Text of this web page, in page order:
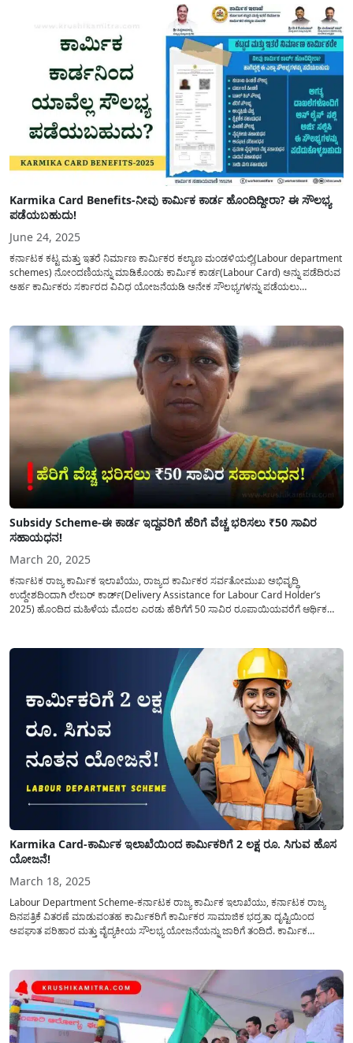
Karmika Card Benefits-ನೀವು ಕಾರ್ಮಿಕ ಕಾರ್ಡ ಹೊಂದಿದ್ದೀರಾ? ಈ ಸೌಲಭ್ಯ
ಪಡೆಯಬಹುದು!
June 24, 2025
ಕರ್ನಾಟಕ ಕಟ್ಟ ಮತ್ತು ಇತರೆ ನಿರ್ಮಾಣ ಕಾರ್ಮಿಕರ ಕಲ್ಯಾಣ ಮಂಡಳಿಯಲ್ಲಿ(Labour department
schemes) ನೋಂದಣಿಯನ್ನು ಮಾಡಿಕೊಂಡು ಕಾರ್ಮಿಕ ಕಾರ್ಡ(Labour Card) ಅನ್ನು ಪಡೆದಿರುವ
ಅರ್ಹ ಕಾರ್ಮಿಕರು ಸರ್ಕಾರದ ವಿವಿಧ ಯೋಜನೆಯಡಿ ಅನೇಕ ಸೌಲಭ್ಯಗಳನ್ನು ಪಡೆಯಲು
Subsidy Scheme-ಈ ಕಾರ್ಡ ಇದ್ದವರಿಗೆ ಹೆರಿಗೆ ವೆಚ್ಚ ಭರಿಸಲು ₹50 ಸಾವಿರ
ಸಹಾಯಧನ!
March 20, 2025
ಕರ್ನಾಟಕ ರಾಜ್ಯ ಕಾರ್ಮಿಕ ಇಲಾಖೆಯು, ರಾಜ್ಯದ ಕಾರ್ಮಿಕರ ಸರ್ವತೋಮುಖ ಅಭಿವೃದ್ಧಿ
ಉದ್ದೇಶದಿಂದಾಗಿ ಲೇಬರ್ ಕಾರ್ಡ್(Delivery Assistance for Labour Card Holder’s
2025) ಹೊಂದಿದ ಮಹಿಳೆಯ ಮೊದಲ ಎರಡು ಹೆರಿಗೆಗೆ 50 ಸಾವಿರ ರೂಪಾಯಿಯವರೆಗೆ ಆರ್ಥಿಕ
Karmika Card-ಕಾರ್ಮಿಕ ಇಲಾಖೆಯಿಂದ ಕಾರ್ಮಿಕರಿಗೆ 2 ಲಕ್ಷ ರೂ. ಸಿಗುವ ಹೊಸ
ಯೋಜನೆ!
March 18, 2025
Labour Department Scheme-ಕರ್ನಾಟಕ ರಾಜ್ಯ ಕಾರ್ಮಿಕ ಇಲಾಖೆಯು, ಕರ್ನಾಟಕ ರಾಜ್ಯ
ದಿನಪತ್ರಿಕೆ ವಿತರಣೆ ಮಾಡುವಂತಹ ಕಾರ್ಮಿಕರಿಗೆ ಕಾರ್ಮಿಕರ ಸಾಮಾಜಿಕ ಭದ್ರತಾ ದೃಷ್ಟಿಯಿಂದ
ಅಪಘಾತ ಪರಿಹಾರ ಮತ್ತು ವೈದ್ಯಕೀಯ ಸೌಲಭ್ಯ ಯೋಜನೆಯನ್ನು ಜಾರಿಗೆ ತಂದಿದೆ. ಕಾರ್ಮಿಕ